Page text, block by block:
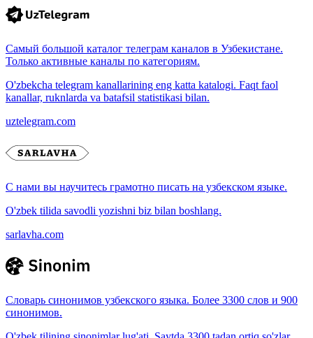
Самый большой каталог телеграм каналов в Узбекистане.
Только активные каналы по категориям.
O'zbekcha telegram kanallarining eng katta katalogi. Faqt faol
kanallar, ruknlarda va batafsil statistikasi bilan.
uztelegram.com
С нами вы научитесь грамотно писать на узбекском языке.
O'zbek tilida savodli yozishni biz bilan boshlang.
sarlavha.com
Словарь синонимов узбекского языка. Более 3300 слов и 900
синонимов.